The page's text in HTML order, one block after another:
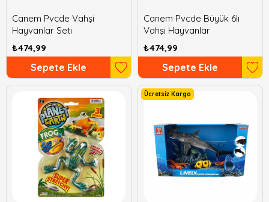
Canem Pvcde Vahşi
Hayvanlar Seti
₺474,99
Sepete Ekle
Canem Pvcde Büyük 6lı
Vahşi Hayvanlar
₺474,99
Sepete Ekle
Ücretsiz Kargo